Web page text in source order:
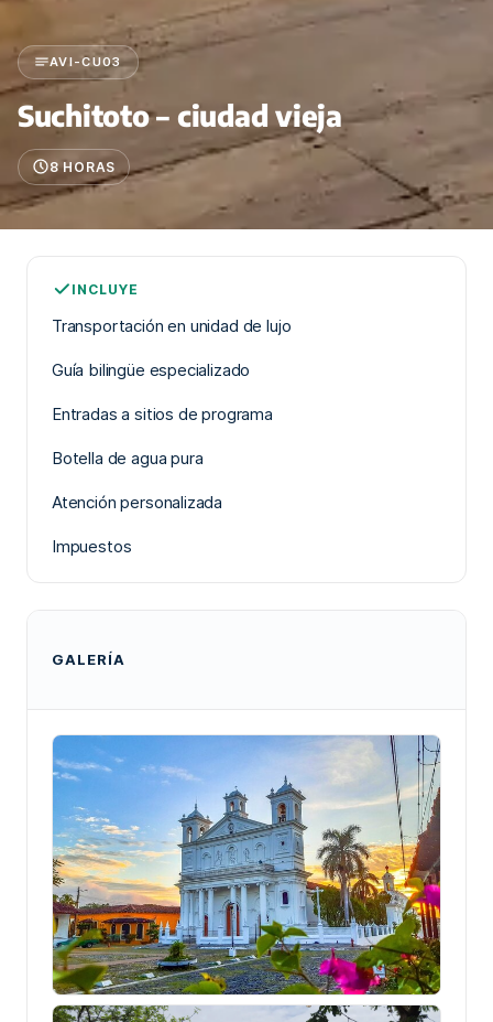
AVI-CU03
Suchitoto – ciudad vieja
8 HORAS
INCLUYE
Transportación en unidad de lujo
Guía bilingüe especializado
Entradas a sitios de programa
Botella de agua pura
Atención personalizada
Impuestos
GALERÍA